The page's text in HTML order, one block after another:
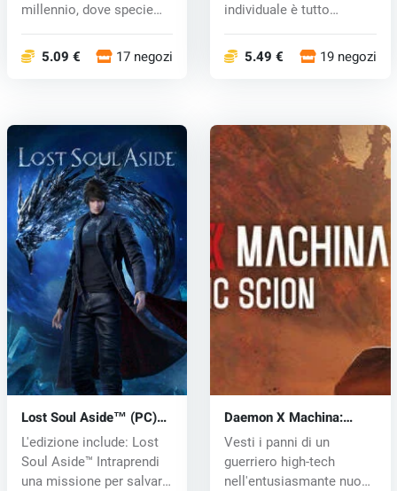
millennio, dove specie
5.09 € 17 negozi
individuale è tutto
5.49 € 19 negozi
Lost Soul Aside™ (PC)
key
L'edizione include: Lost
Soul Aside™ Intraprendi
una missione per salvare
Daemon X Machina:
Titanic Scion (PC) key
Vesti i panni di un
guerriero high-tech
nell'entusiasmante nuovo